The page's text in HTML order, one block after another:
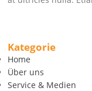
Kategorie
Home
Über uns
Service & Medien